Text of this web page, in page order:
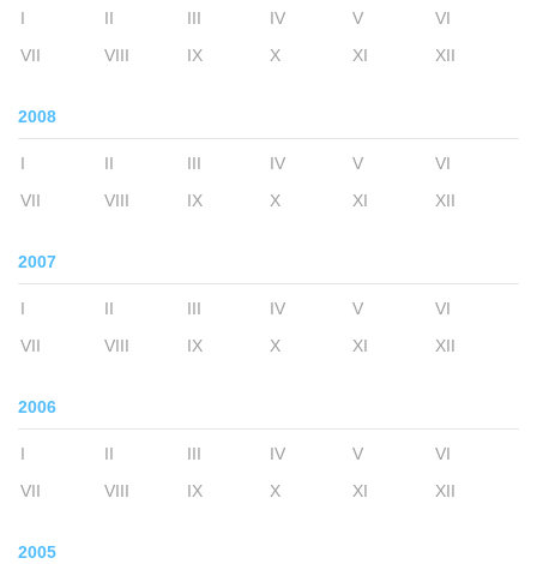
I II III IV V
VI
VII
VIII IX X XI XII
2008
I II III IV V
VI
VII
VIII IX X XI XII
2007
I II III IV V
VI
VII
VIII IX X XI XII
2006
I II III IV V
VI
VII
VIII IX X XI XII
2005